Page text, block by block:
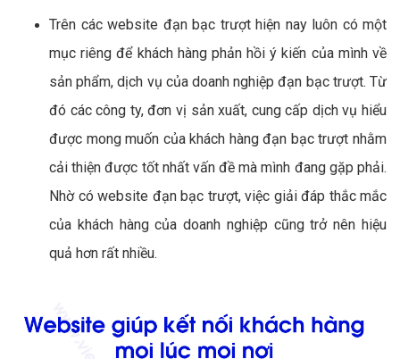
Trên các website đạn bạc trượt hiện nay luôn có một
mục riêng để khách hàng phản hồi ý kiến của mình về
sản phẩm, dịch vụ của doanh nghiệp đạn bạc trượt. Từ
đó các công ty, đơn vị sản xuất, cung cấp dịch vụ hiểu
được mong muốn của khách hàng đạn bạc trượt nhằm
cải thiện được tốt nhất vấn đề mà mình đang gặp phải.
Nhờ có website đạn bạc trượt, việc giải đáp thắc mắc
của khách hàng của doanh nghiệp cũng trở nên hiệu
quả hơn rất nhiều.